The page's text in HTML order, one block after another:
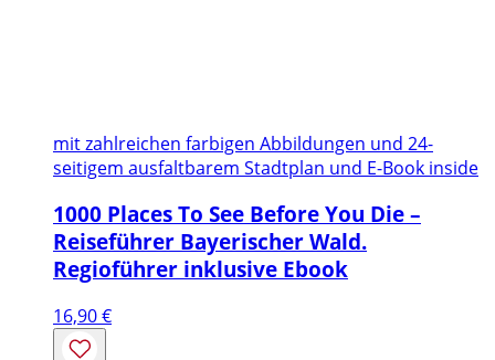
mit zahlreichen farbigen Abbildungen und 24-
seitigem ausfaltbarem Stadtplan und E-Book inside
1000 Places To See Before You Die –
Reiseführer Bayerischer Wald.
Regioführer inklusive Ebook
16,90€